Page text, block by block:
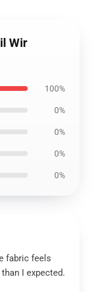
Wir
100%
0%
0%
0%
0%
fabric feels
I expected.